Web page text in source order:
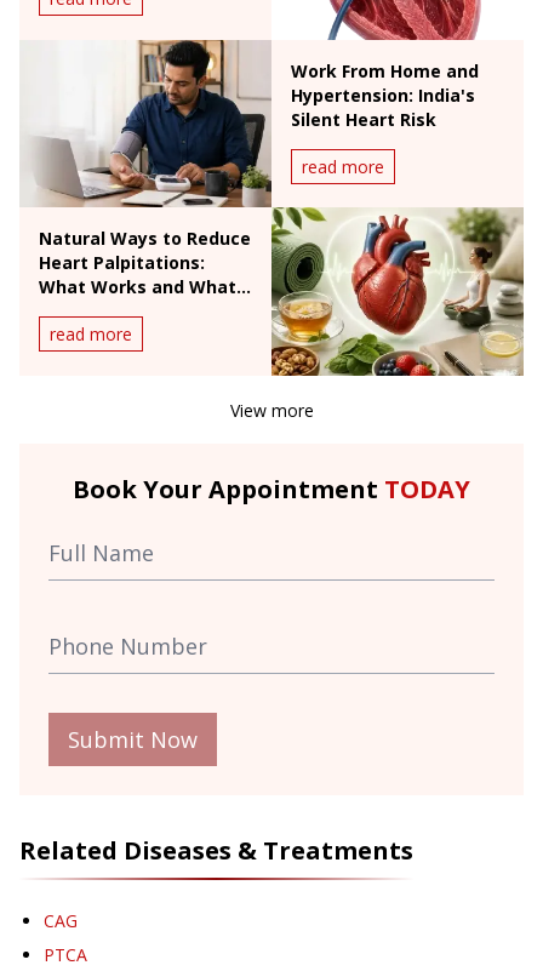
Work From Home and
Hypertension: India's
Silent Heart Risk
read more
Natural Ways to Reduce
Heart Palpitations:
What Works and What
Doesn't
read more
View more
Book Your Appointment TODAY
Submit Now
Related Diseases & Treatments
CAG
PTCA